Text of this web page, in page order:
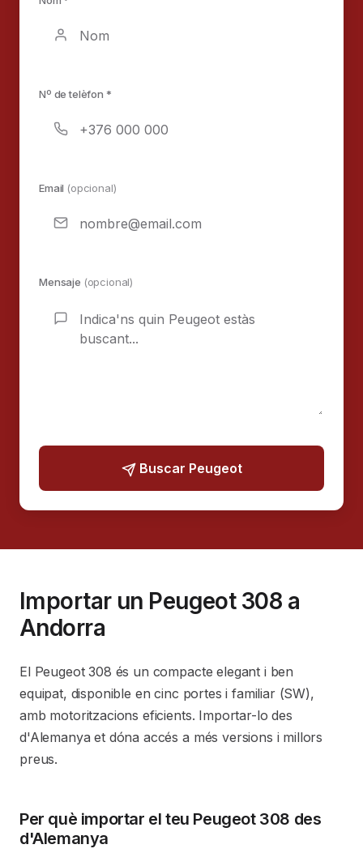
Nº de telèfon *
Email (opcional)
Mensaje (opcional)
Buscar Peugeot
Importar un Peugeot 308 a
Andorra
El Peugeot 308 és un compacte elegant i ben
equipat, disponible en cinc portes i familiar (SW),
amb motoritzacions eficients. Importar-lo des
d'Alemanya et dóna accés a més versions i millors
preus.
Per què importar el teu Peugeot 308 des
d'Alemanya